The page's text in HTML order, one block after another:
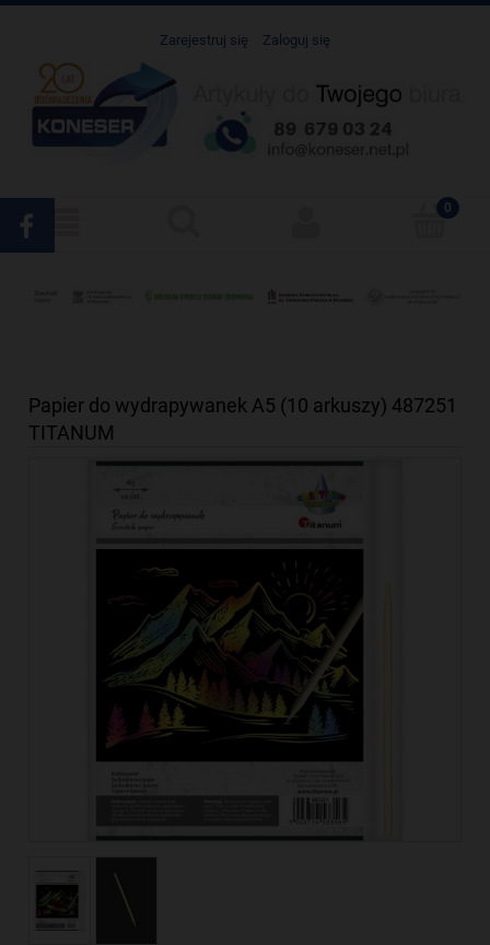
Zarejestruj się Zaloguj się
Papier do wydrapywanek A5 (10 arkuszy) 487251
TITANUM